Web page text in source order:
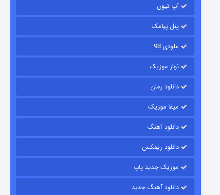
قسمت
آپ تیون
پنل پیامک
ملودی 98
نواز موزیک
دانلود رمان
میفا موزیک
دانلود آهنگ
دانلود ریمکس
موزیک جدید پاپ
دانلود آهنگ جدید